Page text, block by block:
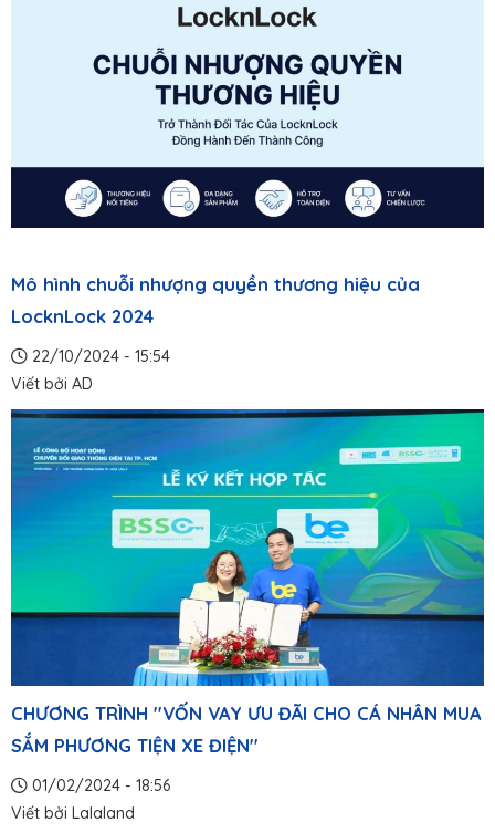
Mô hình chuỗi nhượng quyền thương hiệu của
LocknLock 2024
22/10/2024 - 15:54
Viết bởi AD
CHƯƠNG TRÌNH ''VỐN VAY ƯU ĐÃI CHO CÁ NHÂN MUA
SẮM PHƯƠNG TIỆN XE ĐIỆN''
01/02/2024 - 18:56
Viết bởi Lalaland